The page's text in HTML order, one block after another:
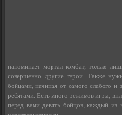
напоминает мортал комбат, только
совершенно другие герои. Также
бойцами, начиная от самого слабого и
ребятами. Есть много режимов игры,
перед вами девять бойцов, каждый из